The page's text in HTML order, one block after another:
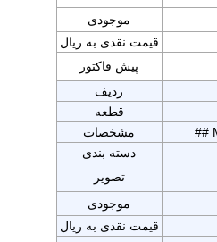
موجودی
قیمت نقدی به ریال
پیش فاکتور
ردیف
قطعه
مشخصات
##
دسته بندی
تصویر
موجودی
قیمت نقدی به ریال